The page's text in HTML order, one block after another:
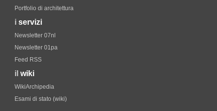
Portfolio di architettura
i servizi
Newsletter 07nl
Newsletter 01pa
Feed RSS
il wiki
WikiArchipedia
Esami di stato (wiki)